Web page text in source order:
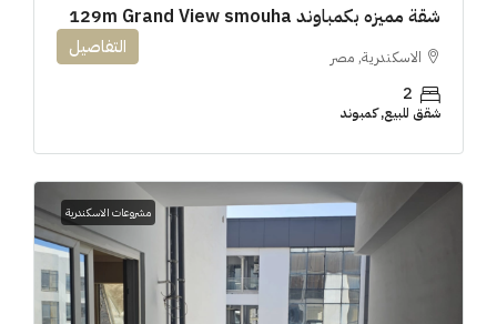
شقة مميزه بكمباوند 129m Grand View smouha
الاسكندرية, مصر
2
شقق للبيع, كمبوند
التفاصيل
مشروعات الاسكندرية